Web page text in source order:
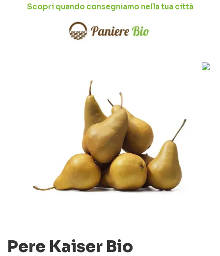
Scopri quando consegniamo nella tua città
Pere Kaiser Bio